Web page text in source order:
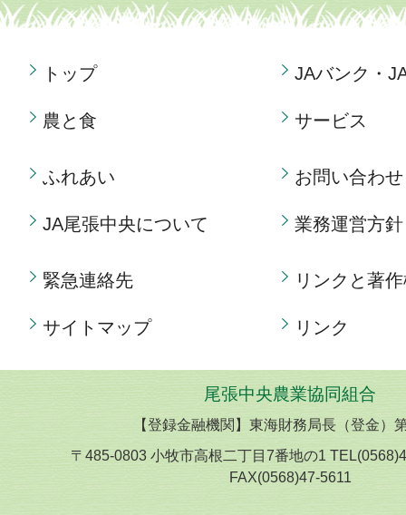
トップ
農と食
JAバンク・
サービス
ふれあい
JA尾張中央について
お問い合わせ
業務運営方針
緊急連絡先
サイトマップ
リンクと著
リンク
尾張中央農業協同組合
【登録金融機関】東海財務局長（登金）
〒485-0803 小牧市高根二丁目7番地の1
FAX(0568)47-5611